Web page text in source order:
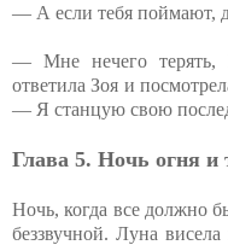
— А если тебя поймают,
— Мне нечего
ответила Зоя и
— Я станцую свою
Глава 5. Ночь огня и
Ночь, когда все должно
беззвучной. Луна